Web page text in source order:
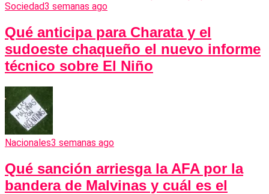
Sociedad3 semanas ago
Qué anticipa para Charata y el
sudoeste chaqueño el nuevo informe
técnico sobre El Niño
Nacionales3 semanas ago
Qué sanción arriesga la AFA por la
bandera de Malvinas y cuál es el